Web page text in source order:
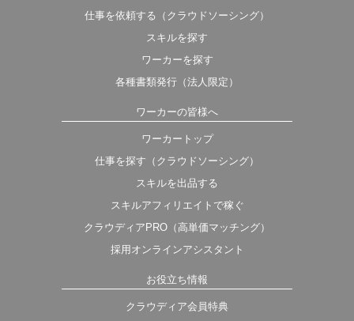
仕事を依頼する（クラウドソーシング）
スキルを探す
ワーカーを探す
各種書類発行（法人限定）
ワーカーの皆様へ
ワーカートップ
仕事を探す（クラウドソーシング）
スキルを出品する
スキルアフィリエイトで稼ぐ
クラウディアPRO（高単価マッチング）
採用オンラインアシスタント
お役立ち情報
クラウディア会員特典